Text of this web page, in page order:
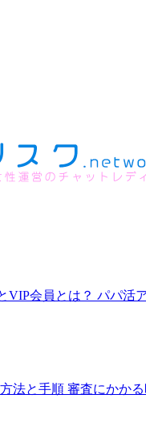
VIP会員とは？ パパ活
法と手順 審査にかか